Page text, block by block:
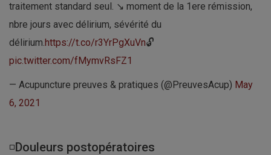
traitement standard seul. ↘ moment de la 1ere rémission,
nbre jours avec délirium, sévérité du
délirium.https://t.co/r3YrPgXuVn🔓
pic.twitter.com/fMymvRsFZ1
— Acupuncture preuves & pratiques (@PreuvesAcup) May
6, 2021
◽Douleurs postopératoires